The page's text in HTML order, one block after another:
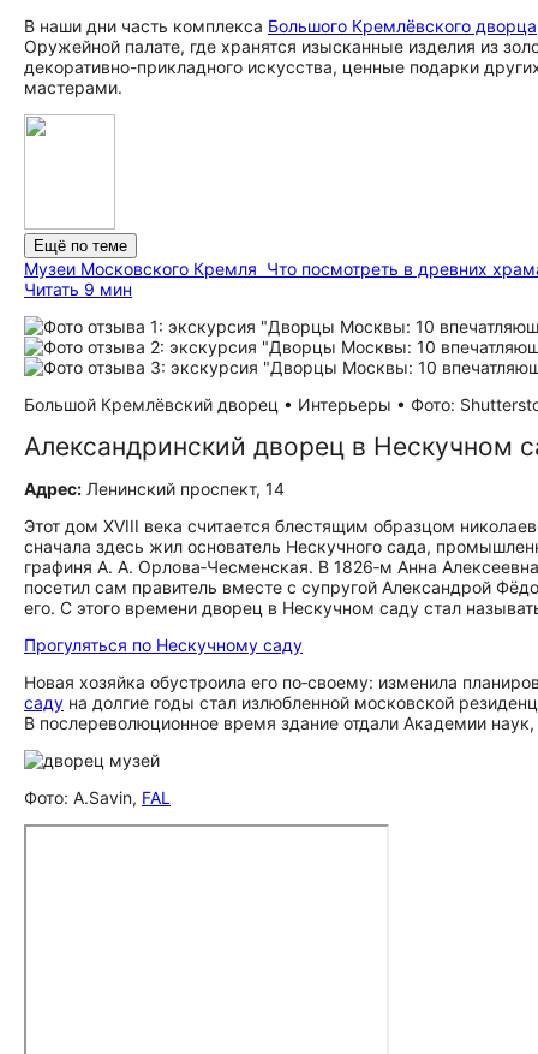
В наши дни часть комплекса Большого Кремлёвского дворца
Оружейной палате, где хранятся изысканные изделия из
декоративно-прикладного искусства, ценные подарки
мастерами.
Ещё по теме
Музеи Московского Кремля Что посмотреть в древних
Читать 9 мин
Большой Кремлёвский дворец • Интерьеры • Фото:
Александринский дворец в Нескучном
Адрес: Ленинский проспект, 14
Этот дом XVIII века считается блестящим образцом
сначала здесь жил основатель Нескучного сада,
графиня А. А. Орлова‑Чесменская. В 1826‑м Анна
посетил сам правитель вместе с супругой Александрой
его. С этого времени дворец в Нескучном саду стал
Прогуляться по Нескучному саду
Новая хозяйка обустроила его по‑своему: изменила
саду на долгие годы стал излюбленной московской
В послереволюционное время здание отдали Академии
Фото: A.Savin, FAL